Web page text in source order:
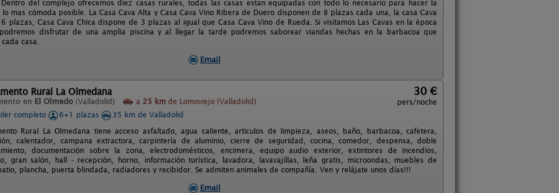
del complejo ofrecemos diez casas rurales, todas las casas estan equipadas con todo lo necesario para hacer la
lo mas cómoda posible. La Casa Cava Alta y Casa Cava Vino Ribera de Duero disponen de 8 plazas cada una, la casa Cava
plazas, Casa Cava Chica dispone de 3 plazas al igual que Casa Cava Vino de Rueda. Si visitamos Las Cavas en la época
disfrutar de una amplia piscina y al llegar la tarde podremos saborear viandas hechas en la barbacoa que
casa.
Email
Rural La Olmedana
en El Olmedo (Valladolid) a 25 km de Lomoviejo (Valladolid)
30 €
pers/noche
completo
6+1 plazas
35 km de Valladolid
Rural La Olmedana tiene acceso asfaltado, agua caliente, artículos de limpieza, aseos, baño, barbacoa, cafetera,
calentador, campana extractora, carpintería de aluminio, cierre de seguridad, cocina, comedor, despensa, doble
documentación sobre la zona, electrodomésticos, encimera, equipo audio exterior, extintores de incendios,
gran salón, hall - recepción, horno, información turística, lavadora, lavavajillas, leña gratis, microondas, muebles de
plancha, puerta blindada, radiadores y recibidor. Se admiten animales de compañía. Ven y relájate unos días!!!
Email